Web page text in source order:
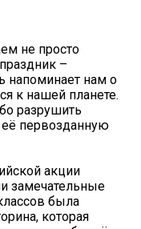
не просто
–
напоминает нам о
к нашей планете.
разрушить
её первозданную
акции
замечательные
была
которая